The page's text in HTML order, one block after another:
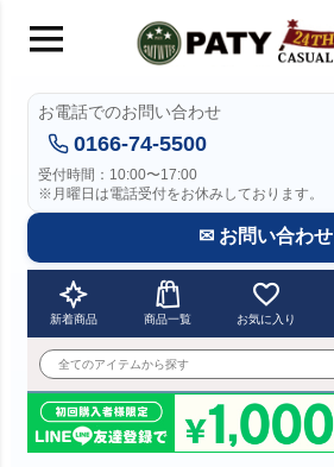
お電話でのお問い合わせ
0166-74-5500
受付時間：10:00〜17:00
※月曜日は電話受付をお休みしております。
✉ お問い合わせ
新着商品 商品一覧 お気に入り